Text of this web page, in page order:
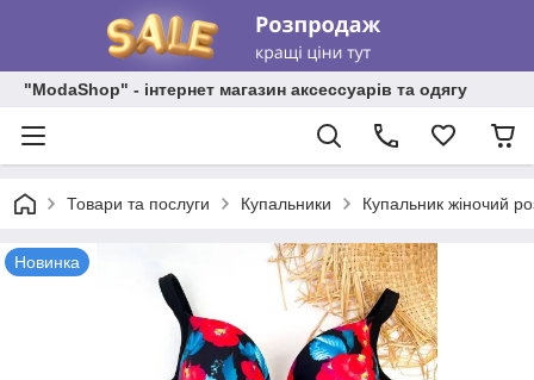
"ModaShop" - інтернет магазин аксессуарів та одягу
Товари та послуги Купальники Купальник жіночий
Новинка